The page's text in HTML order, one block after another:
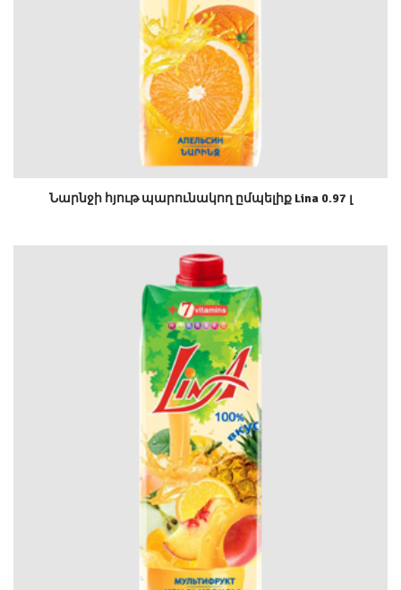
Նարնջի հյութ պարունակող ըմպելիք Lina 0.97 լ